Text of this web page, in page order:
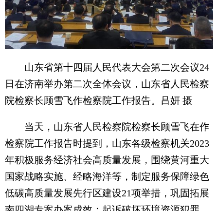
山东省第十四届人民代表大会第二次会议24
日在济南举办第二次全体会议，山东省人民检察
院检察长顾雪飞作检察院工作报告。吕妍 摄
当天，山东省人民检察院检察长顾雪飞在作
检察院工作报告时提到，山东各级检察机关2023
年积极服务经济社会高质量发展，围绕黄河重大
国家战略实施、经略海洋等，制定服务保障绿色
低碳高质量发展先行区建设21项举措，巩固拓展